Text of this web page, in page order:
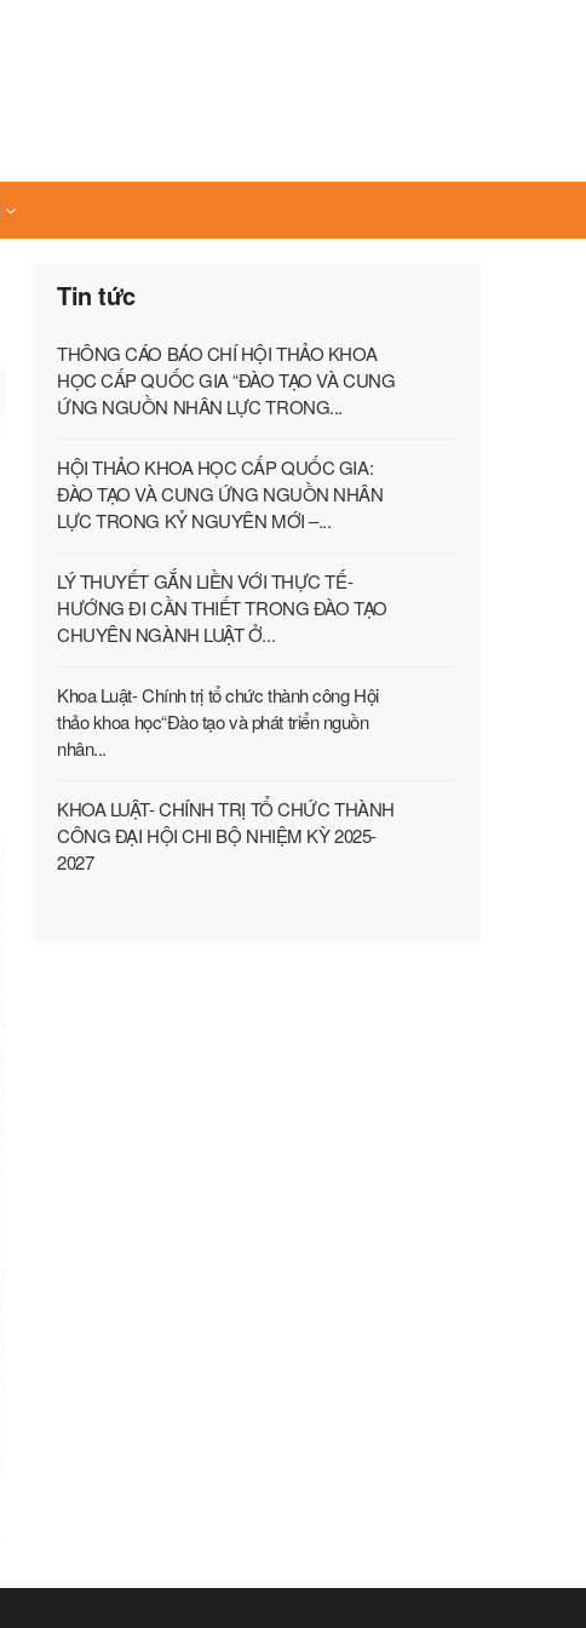
Tin tức
THÔNG CÁO BÁO CHÍ HỘI THẢO KHOA
HỌC CẤP QUỐC GIA “ĐÀO TẠO VÀ CUNG
ỨNG NGUỒN NHÂN LỰC TRONG...
HỘI THẢO KHOA HỌC CẤP QUỐC GIA:
ĐÀO TẠO VÀ CUNG ỨNG NGUỒN NHÂN
LỰC TRONG KỶ NGUYÊN MỚI –...
LÝ THUYẾT GẮN LIỀN VỚI THỰC TẾ-
HƯỚNG ĐI CẦN THIẾT TRONG ĐÀO TẠO
CHUYÊN NGÀNH LUẬT Ở...
Khoa Luật- Chính trị tổ chức thành công Hội
thảo khoa học“Đào tạo và phát triển nguồn
nhân...
KHOA LUẬT- CHÍNH TRỊ TỔ CHỨC THÀNH
CÔNG ĐẠI HỘI CHI BỘ NHIỆM KỲ 2025-
2027